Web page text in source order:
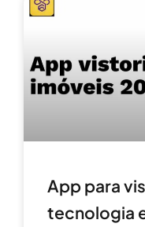
App para
tecnologia